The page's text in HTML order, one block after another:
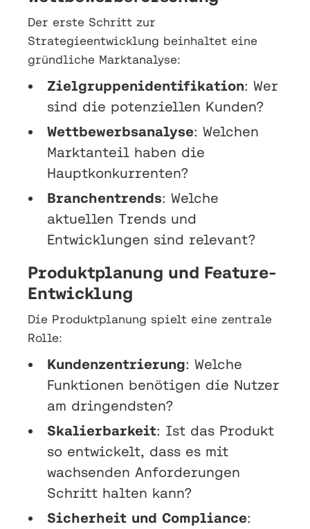
Der erste Schritt zur
Strategieentwicklung beinhaltet eine
gründliche Marktanalyse:
Zielgruppenidentifikation: Wer
sind die potenziellen Kunden?
Wettbewerbsanalyse: Welchen
Marktanteil haben die
Hauptkonkurrenten?
Branchentrends: Welche
aktuellen Trends und
Entwicklungen sind relevant?
Produktplanung und Feature-
Entwicklung
Die Produktplanung spielt eine zentrale
Rolle:
Kundenzentrierung: Welche
Funktionen benötigen die Nutzer
am dringendsten?
Skalierbarkeit: Ist das Produkt
so entwickelt, dass es mit
wachsenden Anforderungen
Schritt halten kann?
Sicherheit und Compliance: